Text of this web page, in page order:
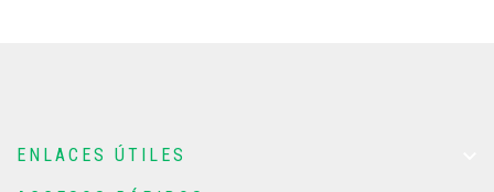
ENLACES ÚTILES